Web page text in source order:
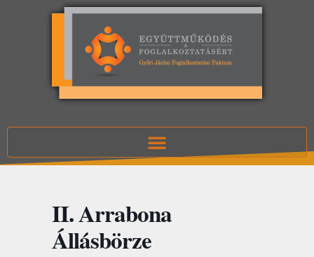
II. Arrabona
Állásbörze